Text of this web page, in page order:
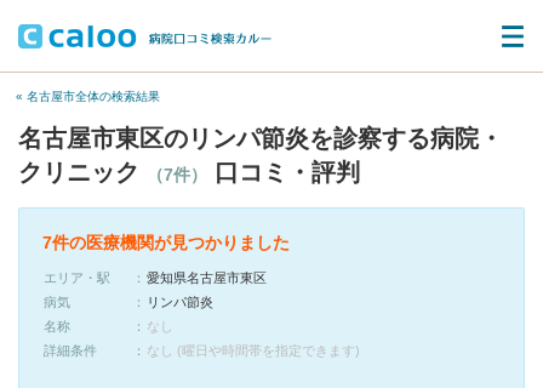
« 名古屋市全体の検索結果
名古屋市東区のリンパ節炎を診察する病院・
クリニック
（7件） 口コミ・評判
7件の医療機関が見つかりました
エリア・駅
愛知県名古屋市東区
病気
リンパ節炎
名称
なし
詳細条件
なし (曜日や時間帯を指定できます)